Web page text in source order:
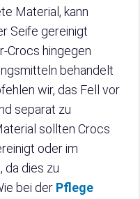
Material, kann
Seife gereinigt
Crocs hingegen
behandelt
wir, das Fell vor
separat zu
sollten Crocs
oder im
dies zu
bei der Pflege